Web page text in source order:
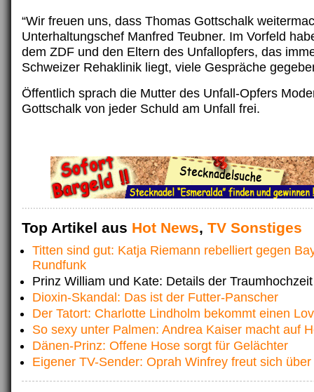
“Wir freuen uns, dass Thomas Gottschalk
Unterhaltungschef Manfred Teubner. Im Vorfeld
dem ZDF und den Eltern des Unfallopfers, das
Schweizer Rehaklinik liegt, viele Gespräche
Öffentlich sprach die Mutter des Unfall-Opfers
Gottschalk von jeder Schuld am Unfall frei.
Top Artikel aus Hot News, TV Sonstiges
Titten sind gut: Katja Riemann rebelliert gegen
Rundfunk
Prinz William und Kate: Details der Traumhochzeit
Dioxin-Skandal: Das ist der Futter-Panscher
Der Tatort: Charlotte Lindholm bekommt einen
So sexy unter Palmen: Andrea Kaiser macht auf
Dänen-Prinz: Offene Hose sorgt für Gelächter
Eigener TV-Sender: Oprah Winfrey freut sich